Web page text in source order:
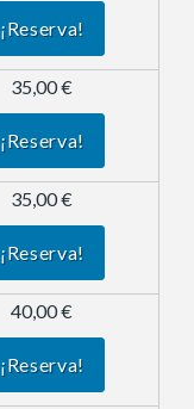
¡Reserva!
35,00 €
¡Reserva!
35,00 €
¡Reserva!
40,00 €
¡Reserva!